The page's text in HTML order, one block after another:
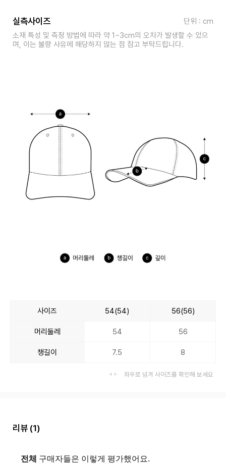
실측사이즈
단위 : cm
소재 특성 및 측정 방법에 따라 약 1~3cm의 오차가 발생할 수 있으
며, 이는 불량 사유에 해당하지 않는 점 참고 부탁드립니다.
사이즈 54(54) 56(56)
머리둘레 54 56
챙길이 7.5 8
좌우로 넘겨 사이즈를 확인해 보세요
리뷰 (1)